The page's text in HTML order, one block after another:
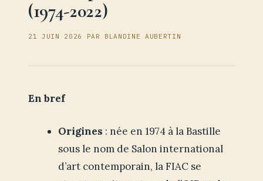
(1974-2022)
21 JUIN 2026 PAR BLANDINE AUBERTIN
En bref
Origines : née en 1974 à la Bastille
sous le nom de Salon international
d’art contemporain, la FIAC se